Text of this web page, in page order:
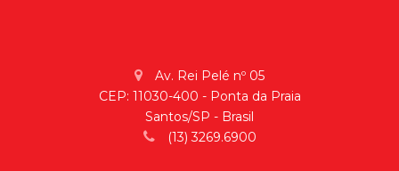
Av. Rei Pelé nº 05
CEP: 11030-400 - Ponta da Praia
Santos/SP - Brasil
(13) 3269.6900